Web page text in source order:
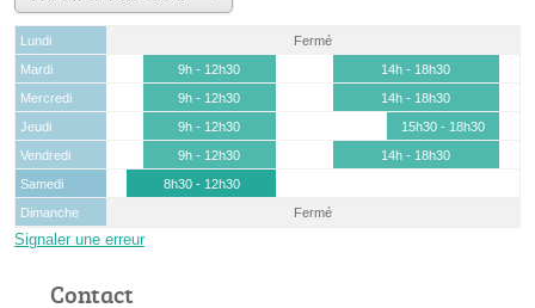
Lundi
Fermé
Mardi
9h - 12h30
14h - 18h30
Mercredi
9h - 12h30
14h - 18h30
Jeudi
9h - 12h30
15h30 - 18h30
Vendredi
9h - 12h30
14h - 18h30
Samedi
8h30 - 12h30
Dimanche
Fermé
Signaler une erreur
Contact